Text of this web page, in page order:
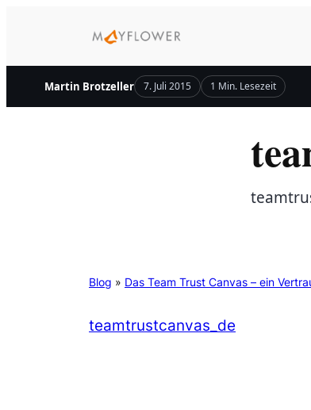
Martin Brotzeller 7. Juli 2015 1 Min. Lesezeit
Blog » Das Team Trust Canvas – ein
teamtrustcanvas_de